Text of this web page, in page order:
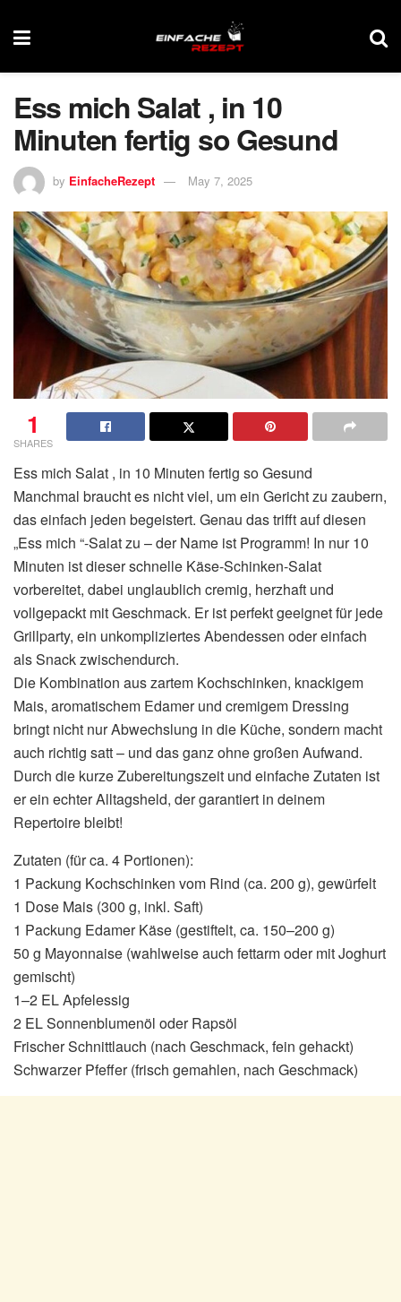
Ess mich Salat , in 10
Minuten fertig so Gesund
by EinfacheRezept May 7, 2025
1
SHARES
Ess mich Salat , in 10 Minuten fertig so Gesund
Manchmal braucht es nicht viel, um ein Gericht zu zaubern,
das einfach jeden begeistert. Genau das trifft auf diesen
„Ess mich “-Salat zu – der Name ist Programm! In nur 10
Minuten ist dieser schnelle Käse-Schinken-Salat
vorbereitet, dabei unglaublich cremig, herzhaft und
vollgepackt mit Geschmack. Er ist perfekt geeignet für jede
Grillparty, ein unkompliziertes Abendessen oder einfach
als Snack zwischendurch.
Die Kombination aus zartem Kochschinken, knackigem
Mais, aromatischem Edamer und cremigem Dressing
bringt nicht nur Abwechslung in die Küche, sondern macht
auch richtig satt – und das ganz ohne großen Aufwand.
Durch die kurze Zubereitungszeit und einfache Zutaten ist
er ein echter Alltagsheld, der garantiert in deinem
Repertoire bleibt!
Zutaten (für ca. 4 Portionen):
1 Packung Kochschinken vom Rind (ca. 200 g), gewürfelt
1 Dose Mais (300 g, inkl. Saft)
1 Packung Edamer Käse (gestiftelt, ca. 150–200 g)
50 g Mayonnaise (wahlweise auch fettarm oder mit Joghurt
gemischt)
1–2 EL Apfelessig
2 EL Sonnenblumenöl oder Rapsöl
Frischer Schnittlauch (nach Geschmack, fein gehackt)
Schwarzer Pfeffer (frisch gemahlen, nach Geschmack)